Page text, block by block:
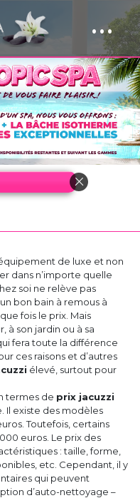
...
de luxe et non
dans n’importe quelle
soi ne relève pas
bon bain à remous à
fois le prix. Mais
à son jardin ou à sa
fera toute la différence
ces raisons et d’autres
élevé, surtout pour
termes de prix jacuzzi
Il existe des modèles
Toutefois, certains
euros. Le prix des
: taille, forme,
etc. Cependant, il y
qui peuvent
d’auto-nettoyage –